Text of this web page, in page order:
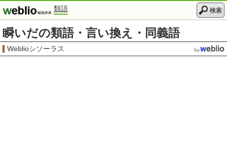
類語 検索
瞬いだの類語・言い換え・同義語
Weblioシソーラス